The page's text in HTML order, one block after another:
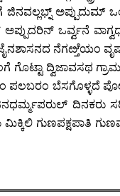
ಅಪ್ಪುದುಮ್
ಒರ್ವ್ವನೆ
ನೆಗೞ್ತೆಯಂ
ದ್ವಿಜಾವಸಥ
ಪಲಬರಂ ಬೆಸಗೊಳ್ಳದೆ
ದಿನಕರು
ಮಿಕ್ಕಿಲಿ